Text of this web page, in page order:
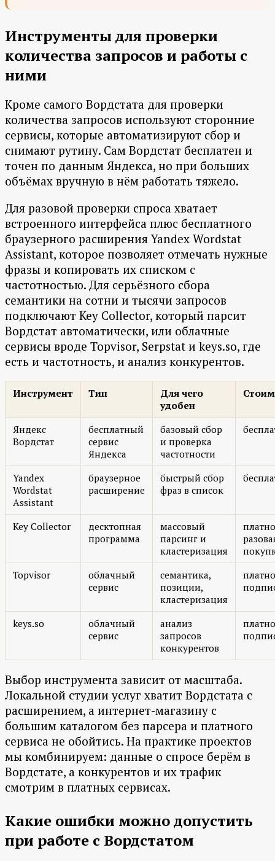
Инструменты для проверки
количества запросов и работы с
ними
Кроме самого Вордстата для проверки
количества запросов используют сторонние
сервисы, которые автоматизируют сбор и
снимают рутину. Сам Вордстат бесплатен и
точен по данным Яндекса, но при больших
объёмах вручную в нём работать тяжело.
Для разовой проверки спроса хватает
встроенного интерфейса плюс бесплатного
браузерного расширения Yandex Wordstat
Assistant, которое позволяет отмечать нужные
фразы и копировать их списком с
частотностью. Для серьёзного сбора
семантики на сотни и тысячи запросов
подключают Key Collector, который парсит
Вордстат автоматически, или облачные
сервисы вроде Topvisor, Serpstat и keys.so, где
есть и частотность, и анализ конкурентов.
Инструмент Тип
Для чего
удобен
Яндекс
Вордстат
бесплатный
сервис
Яндекса
базовый сбор
и проверка
частотности
Yandex
Wordstat
Assistant
браузерное
расширение
быстрый сбор
фраз в список
Key Collector
десктопная
программа
массовый
парсинг и
кластеризация
Topvisor
облачный
сервис
семантика,
позиции,
кластеризация
keys.so
облачный
сервис
анализ
запросов
конкурентов
Выбор инструмента зависит от масштаба.
Локальной студии услуг хватит Вордстата с
расширением, а интернет-магазину с
большим каталогом без парсера и платного
сервиса не обойтись. На практике проектов
мы комбинируем: данные о спросе берём в
Вордстате, а конкурентов и их трафик
смотрим в платных сервисах.
Какие ошибки можно допустить
при работе с Вордстатом